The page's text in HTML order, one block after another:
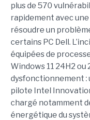
plus de 570
rapidement avec une
résoudre un
certains PC Dell.
équipées de
Windows 11 24H2 ou
dysfonctionnement
pilote Intel
chargé notamment
énergétique du